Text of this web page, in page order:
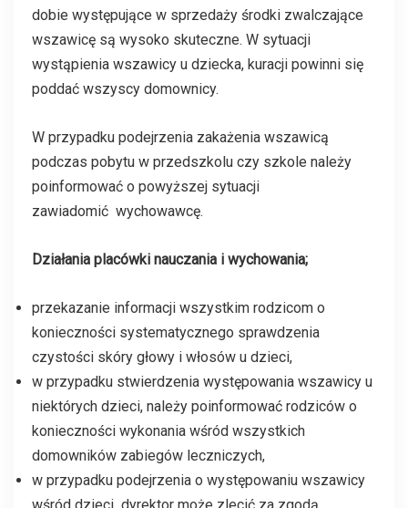
dobie występujące w sprzedaży środki zwalczające
wszawicę są wysoko skuteczne. W sytuacji
wystąpienia wszawicy u dziecka, kuracji powinni się
poddać wszyscy domownicy.
W przypadku podejrzenia zakażenia wszawicą
podczas pobytu w przedszkolu czy szkole należy
poinformować o powyższej sytuacji
zawiadomić wychowawcę.
Działania placówki nauczania i wychowania;
przekazanie informacji wszystkim rodzicom o
konieczności systematycznego sprawdzenia
czystości skóry głowy i włosów u dzieci,
w przypadku stwierdzenia występowania wszawicy u
niektórych dzieci, należy poinformować rodziców o
konieczności wykonania wśród wszystkich
domowników zabiegów leczniczych,
w przypadku podejrzenia o występowaniu wszawicy